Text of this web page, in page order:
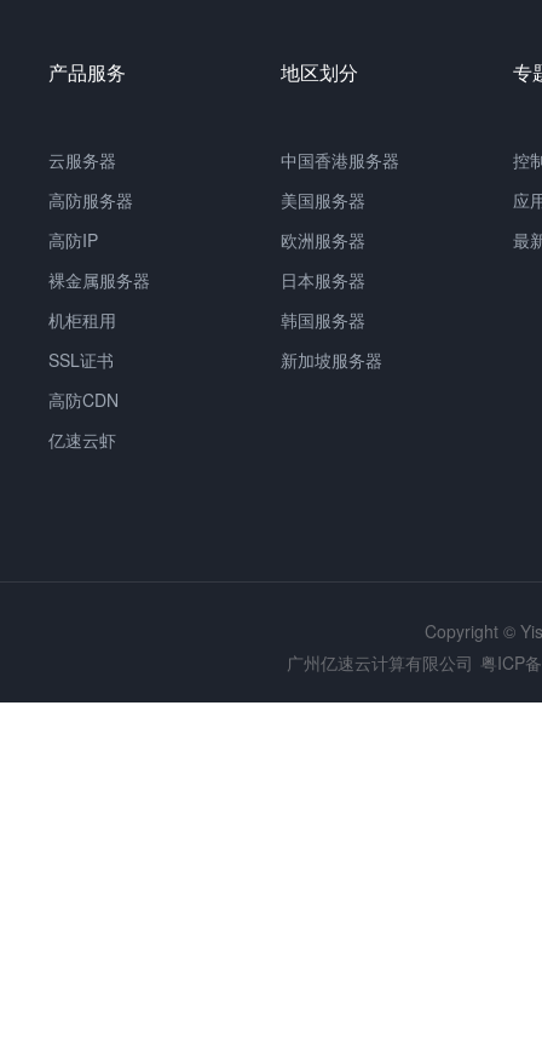
产品服务
云服务器
高防服务器
高防IP
裸金属服务器
机柜租用
SSL证书
高防CDN
亿速云虾
地区划分
中国香港服务器
美国服务器
欧洲服务器
日本服务器
韩国服务器
新加坡服务器
专
控
应
最
Copyright ©
广州亿速云计算有限公司 粤ICP